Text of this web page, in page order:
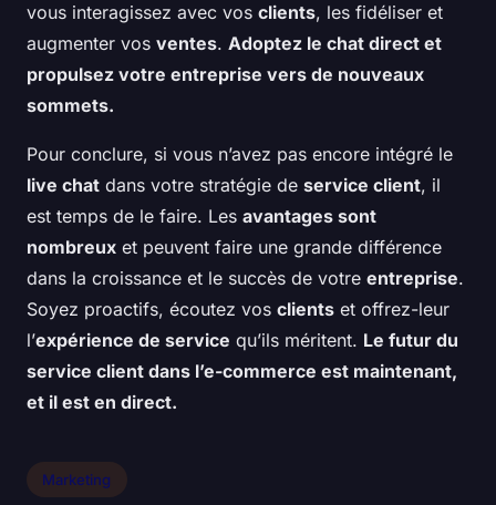
vous interagissez avec vos clients, les fidéliser et
augmenter vos ventes. Adoptez le chat direct et
propulsez votre entreprise vers de nouveaux
sommets.
Pour conclure, si vous n’avez pas encore intégré le
live chat dans votre stratégie de service client, il
est temps de le faire. Les avantages sont
nombreux et peuvent faire une grande différence
dans la croissance et le succès de votre entreprise.
Soyez proactifs, écoutez vos clients et offrez-leur
l’expérience de service qu’ils méritent. Le futur du
service client dans l’e-commerce est maintenant,
et il est en direct.
Marketing